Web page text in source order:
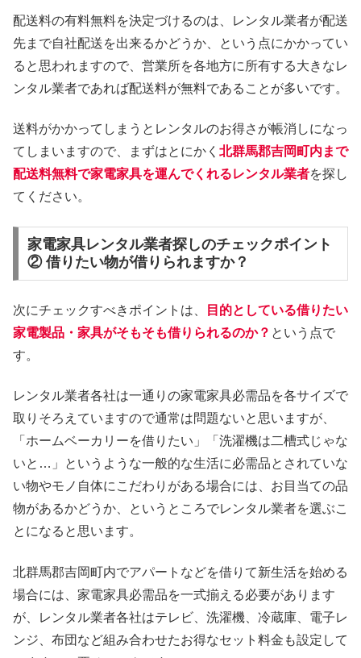
配送料の有料無料を決定づけるのは、レンタル業者が配送
先まで自社配送を出来るかどうか、という点にかかってい
ると思われますので、営業所を各地方に所有する大きなレ
ンタル業者であれば配送料が無料であることが多いです。
送料がかかってしまうとレンタルのお得さが帳消しになっ
てしまいますので、まずはとにかく 北群馬郡吉岡町内まで
配送料無料で家電家具を運んでくれるレンタル業者を探し
てください。
家電家具レンタル業者探しのチェックポイント
② 借りたい物が借りられますか？
次にチェックすべきポイントは、
目的としている借りたい
家電製品・家具がそもそも借りられるのか？ という点で
す。
レンタル業者各社は一通りの家電家具必需品を各サイズで
取りそろえていますので通常は問題ないと思いますが、
「ホームベーカリーを借りたい」「洗濯機は二槽式じゃな
いと…」というような一般的な生活に必需品とされていな
い物やモノ自体にこだわりがある場合には、お目当ての品
物があるかどうか、というところでレンタル業者を選ぶこ
とになると思います。
北群馬郡吉岡町内でアパートなどを借りて新生活を始める
場合には、家電家具必需品を一式揃える必要があります
が、レンタル業者各社はテレビ、洗濯機、冷蔵庫、電子レ
ンジ、布団など組み合わせたお得なセット料金も設定して